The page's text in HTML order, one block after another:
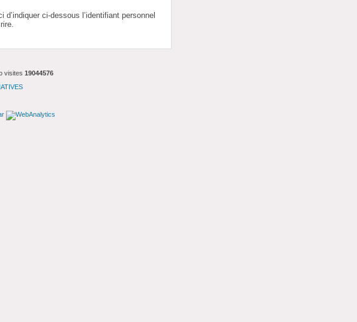
ci-dessous l’identifiant personnel
visites 19044576